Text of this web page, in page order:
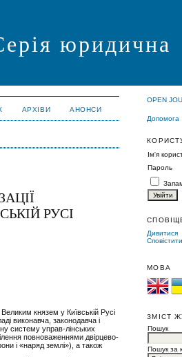
юридична
OPEN
Допомога
Ім'я
Пароль
Дивитися
Сповістити
МОВА
ЗМІСТ
Пошук
Пошук за
АРХІВИ АНОНСИ
РУСІ
князем у Київській Русі
виконавча, законодавча і
систему управ-лінських
повноваженнями двірцево-
і «наряд землі»), а також